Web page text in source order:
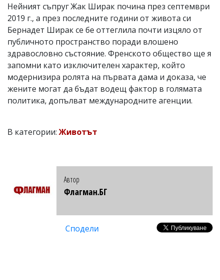
Нейният съпруг Жак Ширак почина през септември
2019 г., а през последните години от живота си
Бернадет Ширак се бе оттеглила почти изцяло от
публичното пространство поради влошено
здравословно състояние. Френското общество ще я
запомни като изключителен характер, който
модернизира ролята на първата дама и доказа, че
жените могат да бъдат водещ фактор в голямата
политика, допълват международните агенции.
В категории:Животът
Автор
Флагман.БГ
Сподели